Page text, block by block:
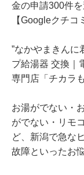
金の申請300件を
【Googleクチコ
”なかやまきんに
プ給湯器 交換｜
専門店「チカラ
お湯がでない・
がでない・リモ
ど、新潟で急な
故障といったお